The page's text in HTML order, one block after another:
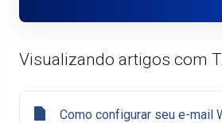
Visualizando artigos com
Como configurar seu e-mail